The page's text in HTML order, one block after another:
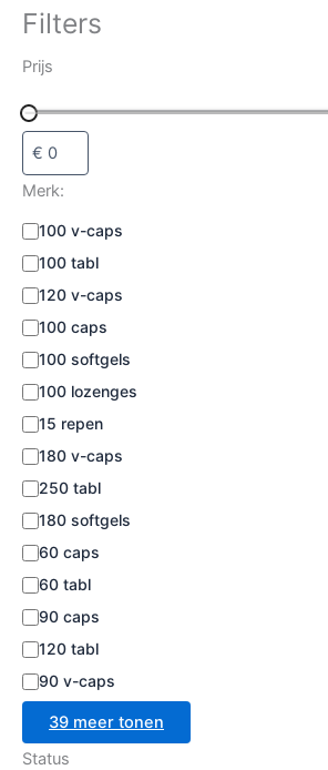
e
e
l
c
e
e
n
Filters
Prijs
Merk:
I
h
o
u
d
:
100 v-caps
100 tabl
120 v-caps
100 caps
100 softgels
100 lozenges
15 repen
180 v-caps
250 tabl
180 softgels
60 caps
60 tabl
90 caps
120 tabl
90 v-caps
39 meer tonen
Status